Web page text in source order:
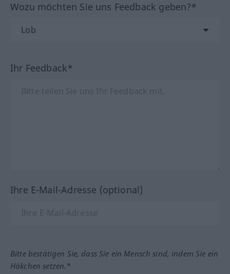
Wozu möchten Sie uns Feedback geben?*
Ihr Feedback*
Ihre E-Mail-Adresse (optional)
Bitte bestätigen Sie, dass Sie ein Mensch sind, indem Sie ein
Häkchen setzen.*